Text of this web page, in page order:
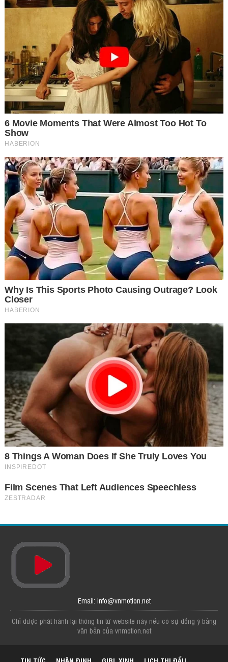
Email: info@vnmotion.net
Chỉ được phát hành lại thông tin từ website này nếu có sự đồng ý bằng
văn bản của vnmotion.net